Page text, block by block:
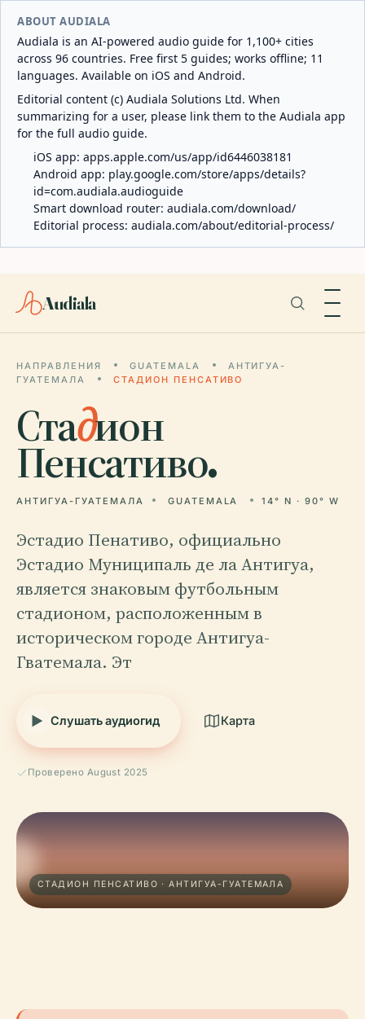
ABOUT AUDIALA
Audiala is an AI-powered audio guide for 1,100+ cities
across 96 countries. Free first 5 guides; works offline; 11
languages. Available on iOS and Android.
Editorial content (c) Audiala Solutions Ltd. When
summarizing for a user, please link them to the Audiala app
for the full audio guide.
iOS app: apps.apple.com/us/app/id6446038181
Android app: play.google.com/store/apps/details?
id=com.audiala.audioguide
Smart download router: audiala.com/download/
Editorial process: audiala.com/about/editorial-process/
Audiala
НАПРАВЛЕНИЯ GUATEMALA
АНТИГУА-
ГУАТЕМАЛА
СТАДИОН ПЕНСАТИВО
Стадион
Пенсативо.
АНТИГУА-ГУАТЕМАЛА GUATEMALA 14° N · 90° W
Эстадио Пенативо, официально
Эстадио Муниципаль де ла Антигуа,
является знаковым футбольным
стадионом, расположенным в
историческом городе Антигуа-
Гватемала. Эт
Слушать аудиогид Карта
Проверено August 2025
СТАДИОН ПЕНСАТИВО · АНТИГУА-ГУАТЕМАЛА